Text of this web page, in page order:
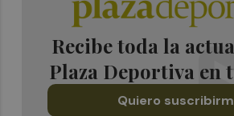
Recibe toda la
Plaza Deportiva en
Quiero